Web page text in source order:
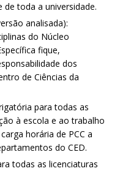
toda a universidade.
analisada):
do Núcleo
fique,
dos
de Ciências da
para todas as
à escola e ao trabalho
horária de PCC a
do CED.
todas as licenciaturas